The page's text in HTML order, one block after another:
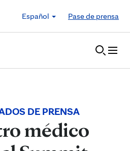
Español
Pase de prensa
DE PRENSA
médico